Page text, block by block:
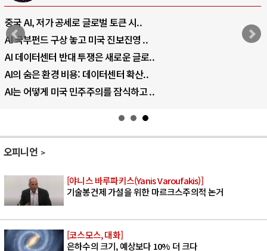
중국 AI, 저가 공세로 글로벌 토큰 시..
AI 국부펀드 구상 놓고 미국 진보진영 ..
AI 데이터센터 반대 투쟁은 새로운 글로..
AI의 숨은 환경 비용: 데이터센터 확산..
AI는 어떻게 미국 민주주의를 잠식하고 ..
오피니언
[야니스 바루파키스(Yanis Varoufakis)]
기술봉건제 가설을 위한 마르크스주의적 논거
[코스모스, 대화]
은하수의 크기, 예상보다 10% 더 크다